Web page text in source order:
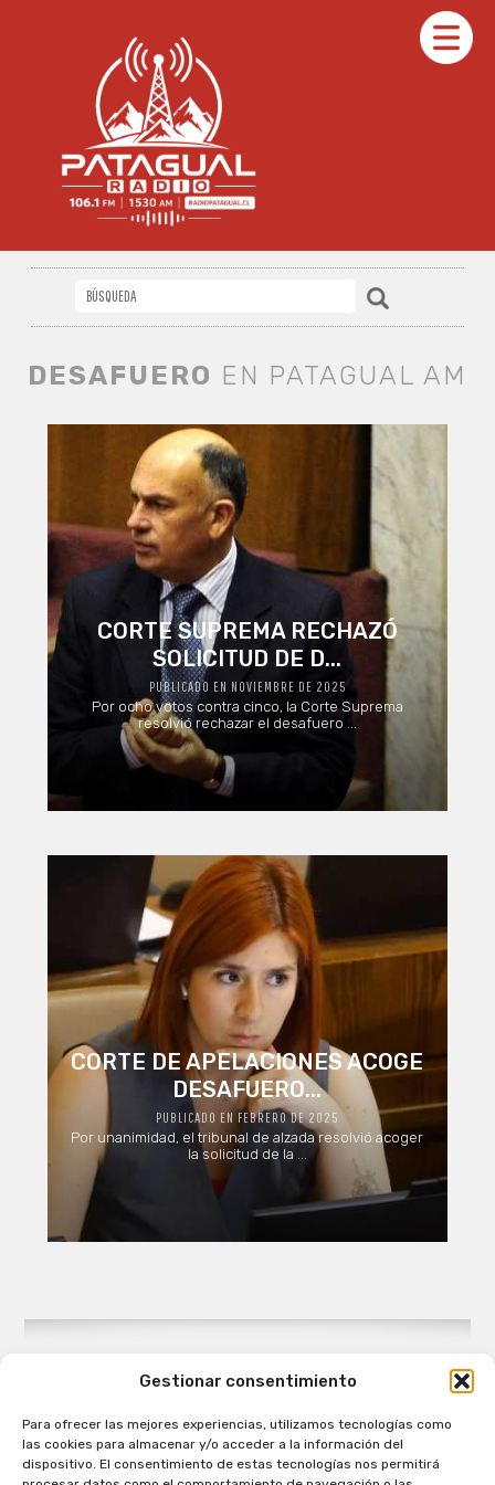
Gestionar consentimiento
Para ofrecer las mejores experiencias, utilizamos tecnologías como
las cookies para almacenar y/o acceder a la información del
dispositivo. El consentimiento de estas tecnologías nos permitirá
DESAFUERO EN PATAGUAL AM
CORTE SUPREMA RECHAZÓ
SOLICITUD DE D...
PUBLICADO EN NOVIEMBRE DE 2025
Por ocho votos contra cinco, la Corte Suprema
resolvió rechazar el desafuero ...
CORTE DE APELACIONES ACOGE
DESAFUERO...
PUBLICADO EN FEBRERO DE 2025
Por unanimidad, el tribunal de alzada resolvió acoger
la solicitud de la ...
Patagual Radio Digital 2026 - Todos los derechos
reservados